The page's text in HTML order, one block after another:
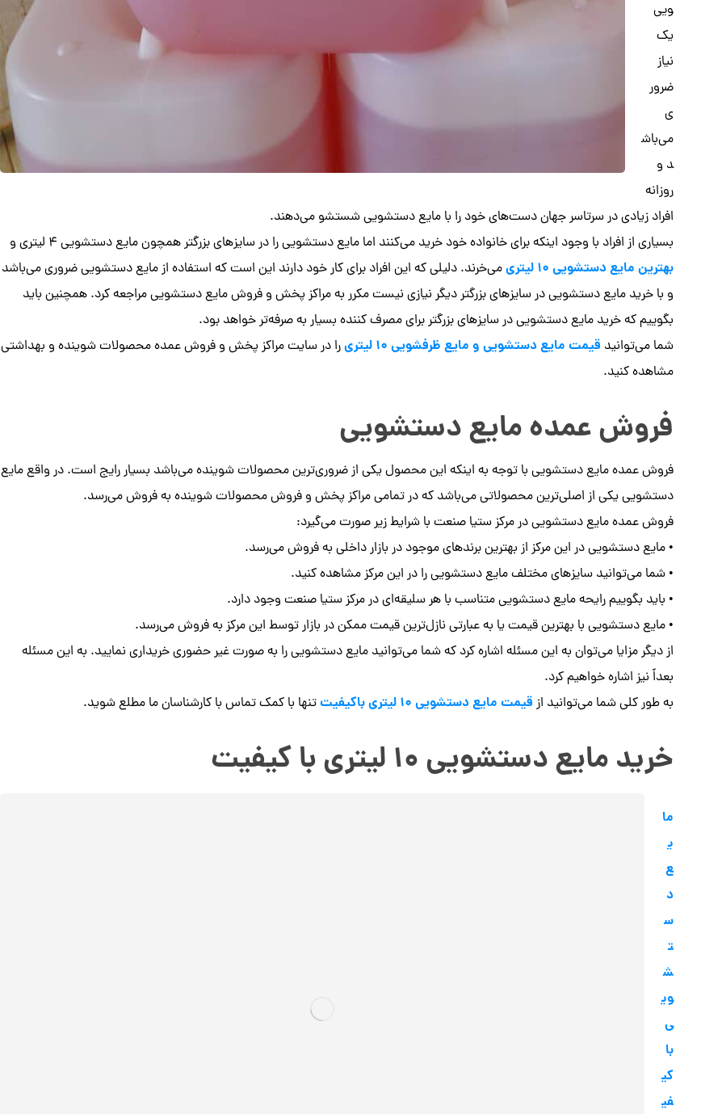
ویی
یک
نیاز
ضرور
ی
می‌باش
د و
روزانه
افراد زیادی در سرتاسر جهان دست‌های خود را با مایع دستشویی شستشو می‌دهند.
بسیاری از افراد با وجود اینکه برای خانواده خود خرید می‌کنند اما مایع دستشویی را در سایزهای بزرگتر همچون مایع دستشویی ۴ لیتری و
بهترین مایع دستشویی ۱۰ لیتری
می‌خرند. دلیلی که این افراد برای کار خود دارند این است که استفاده از مایع دستشویی ضروری می‌باشد
و با خرید مایع دستشویی در سایزهای بزرگتر دیگر نیازی نیست مکرر به مراکز پخش و فروش مایع دستشویی مراجعه کرد. همچنین باید
بگوییم که خرید مایع دستشویی در سایزهای بزرگتر برای مصرف کننده بسیار به صرفه‌تر خواهد بود.
شما می‌توانید قیمت مایع دستشویی و مایع ظرفشویی ۱۰ لیتری
را در سایت مراکز پخش و فروش عمده محصولات شوینده و بهداشتی
مشاهده کنید.
فروش عمده مایع دستشویی
فروش عمده مایع دستشویی با توجه به اینکه این محصول یکی از ضروری‌ترین محصولات شوینده می‌باشد بسیار رایج است. در واقع مایع
دستشویی یکی از اصلی‌ترین محصولاتی می‌باشد که در تمامی مراکز پخش و فروش محصولات شوینده به فروش می‌رسد.
فروش عمده مایع دستشویی در مرکز ستیا صنعت با شرایط زیر صورت می‌گیرد:
• مایع دستشویی در این مرکز از بهترین برندهای موجود در بازار داخلی به فروش می‌رسد.
• شما می‌توانید سایزهای مختلف مایع دستشویی را در این مرکز مشاهده کنید.
• باید بگوییم رایحه مایع دستشویی متناسب با هر سلیقه‌ای در مرکز ستیا صنعت وجود دارد.
• مایع دستشویی با بهترین قیمت یا به عبارتی نازل‌ترین قیمت ممکن در بازار توسط این مرکز به فروش می‌رسد.
از دیگر مزایا می‌توان به این مسئله اشاره کرد که شما می‌توانید مایع دستشویی را به صورت غیر حضوری خریداری نمایید. به این مسئله
بعداً نیز اشاره خواهیم کرد.
به طور کلی شما می‌توانید از قیمت مایع دستشویی ۱۰ لیتری باکیفیت تنها با کمک تماس با کارشناسان ما مطلع شوید.
خرید مایع دستشویی ۱۰ لیتری با کیفیت
ما
ی
ع
د
س
ت
ش
وی
ی
با
کی
فی